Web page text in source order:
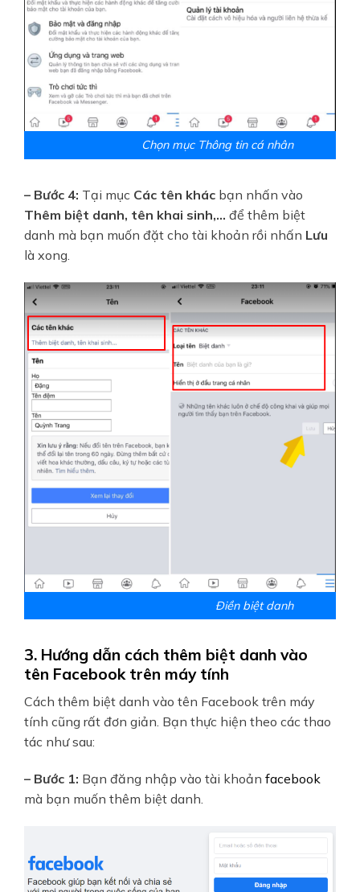
Chọn mục Thông tin cá nhân
– Bước 4: Tại mục Các tên khác bạn nhấn vào
Thêm biệt danh, tên khai sinh,… để thêm biệt
danh mà bạn muốn đặt cho tài khoản rồi nhấn Lưu
là xong.
Điền biệt danh
3. Hướng dẫn cách thêm biệt danh vào
tên Facebook trên máy tính
Cách thêm biệt danh vào tên Facebook trên máy
tính cũng rất đơn giản. Bạn thực hiện theo các thao
tác như sau:
– Bước 1: Bạn đăng nhập vào tài khoản facebook
mà bạn muốn thêm biệt danh.